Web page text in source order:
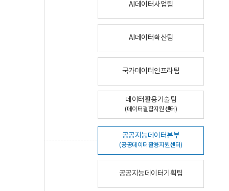
AI데이터사업팀
AI데이터확산팀
국가데이터인프라팀
데이터활용기술팀
(데이터결합지원센터)
공공지능데이터본부
(공공데이터활용지원센터)
공공지능데이터기획팀